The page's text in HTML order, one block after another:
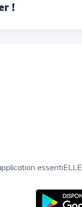
!
essentiELLE.